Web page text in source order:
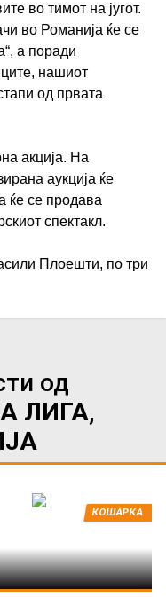
во тимот на југот.
во Романија ќе се
а поради
нашиот
од првата
акција. На
аукција ќе
ќе се продава
спектакл.
Плоешти, по три
од
ЛИГА,
КОШАРКА